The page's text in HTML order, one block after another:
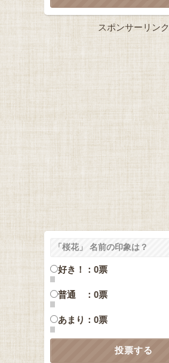
スポンサーリンク
「桜花」 名前の印象は？
好き！：0票
普通 ：0票
あまり：0票